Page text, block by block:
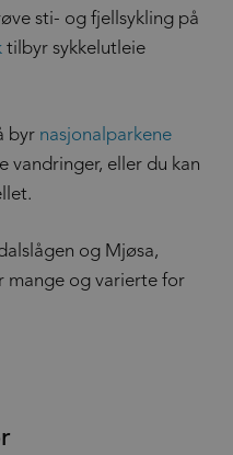
sti- og fjellsykling på
tilbyr sykkelutleie
byr nasjonalparkene
vandringer, eller du kan
og Mjøsa,
mange og varierte for